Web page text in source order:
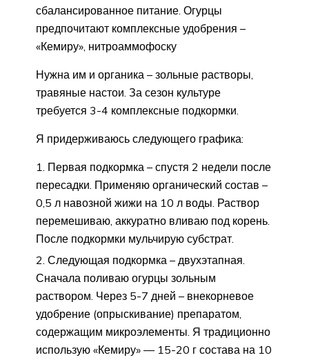
сбалансированное питание. Огурцы
предпочитают комплексные удобрения –
«Кемиру», нитроаммофоску
Нужна им и органика – зольные растворы,
травяные настои. За сезон культуре
требуется 3-4 комплексные подкормки.
Я придерживаюсь следующего графика:
Первая подкормка – спустя 2 недели после
пересадки. Применяю органический состав –
0,5 л навозной жижи на 10 л воды. Раствор
перемешиваю, аккуратно вливаю под корень.
После подкормки мульчирую субстрат.
Следующая подкормка – двухэтапная.
Сначала поливаю огурцы зольным
раствором. Через 5-7 дней – внекорневое
удобрение (опрыскивание) препаратом,
содержащим микроэлементы. Я традиционно
использую «Кемиру» — 15-20 г состава на 10